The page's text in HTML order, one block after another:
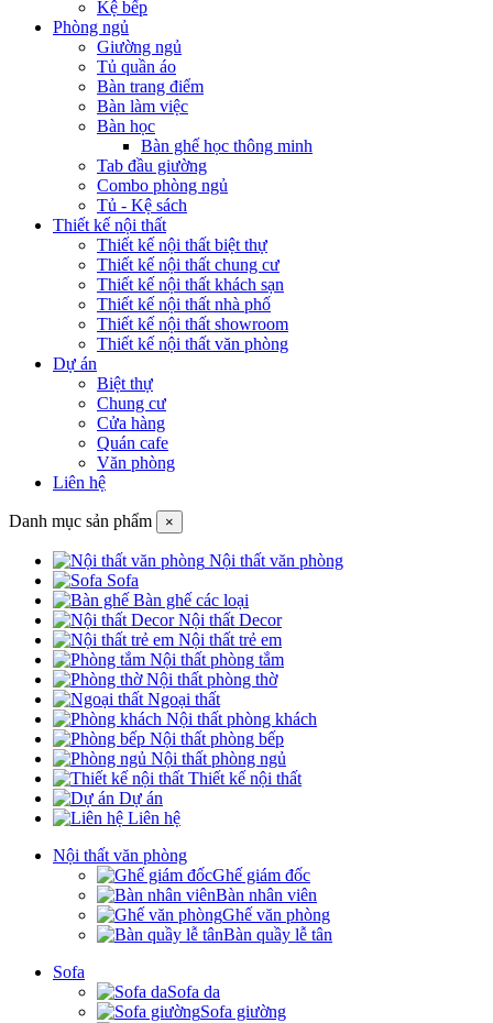
Kệ bếp
Phòng ngủ
Giường ngủ
Tủ quần áo
Bàn trang điểm
Bàn làm việc
Bàn học
Bàn ghế học thông minh
Tab đầu giường
Combo phòng ngủ
Tủ - Kệ sách
Thiết kế nội thất
Thiết kế nội thất biệt thự
Thiết kế nội thất chung cư
Thiết kế nội thất khách sạn
Thiết kế nội thất nhà phố
Thiết kế nội thất showroom
Thiết kế nội thất văn phòng
Dự án
Biệt thự
Chung cư
Cửa hàng
Quán cafe
Văn phòng
Liên hệ
Danh mục sản phẩm ×
Nội thất văn phòng
Sofa
Bàn ghế các loại
Nội thất Decor
Nội thất trẻ em
Nội thất phòng tắm
Nội thất phòng thờ
Ngoại thất
Nội thất phòng khách
Nội thất phòng bếp
Nội thất phòng ngủ
Thiết kế nội thất
Dự án
Liên hệ
Nội thất văn phòng
Ghế giám đốc
Bàn nhân viên
Ghế văn phòng
Bàn quầy lễ tân
Sofa
Sofa da
Sofa giường